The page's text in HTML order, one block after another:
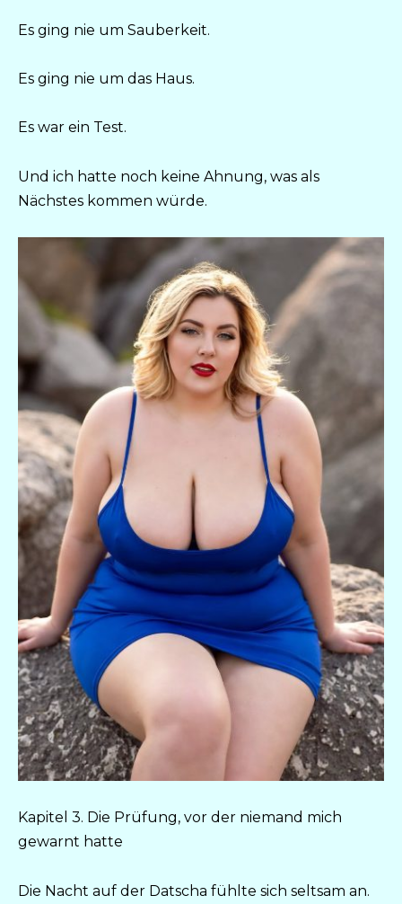
Es ging nie um Sauberkeit.
Es ging nie um das Haus.
Es war ein Test.
Und ich hatte noch keine Ahnung, was als
Nächstes kommen würde.
Kapitel 3. Die Prüfung, vor der niemand mich
gewarnt hatte
Die Nacht auf der Datscha fühlte sich seltsam an.